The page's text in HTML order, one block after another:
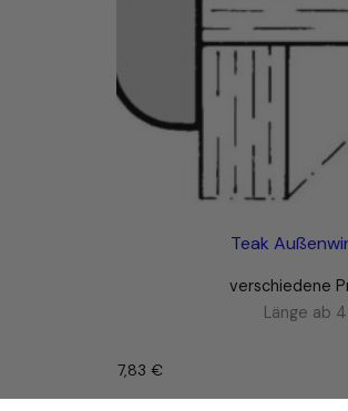
Teak
verschiedene
Länge ab
7,83 €